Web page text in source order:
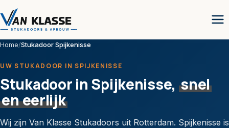
Home/Stukadoor Spijkenisse
UW STUKADOOR IN SPIJKENISSE
Stukadoor in Spijkenisse, snel
en eerlijk
Wij zijn Van Klasse Stukadoors uit Rotterdam. Spijkenisse is